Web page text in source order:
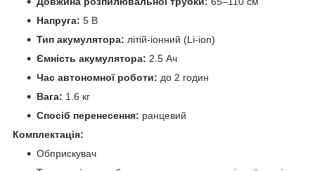
Напруга: 5 В
Тип акумулятора: літій-іонний (Li-ion)
Ємність акумулятора: 2.5 Ач
Час автономної роботи: до 2 годин
Вага: 1.6 кг
Спосіб перенесення: ранцевий
Комплектація:
Обприскувач